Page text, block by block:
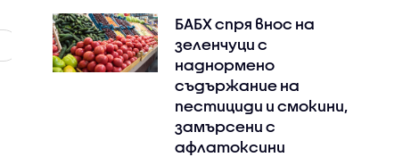
Instagram Facebook
БАБХ спря внос на
зеленчуци с
наднормено
съдържание на
пестициди и смокини,
замърсени с
афлатоксини